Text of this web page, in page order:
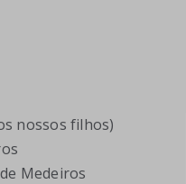
nossos filhos)
Medeiros